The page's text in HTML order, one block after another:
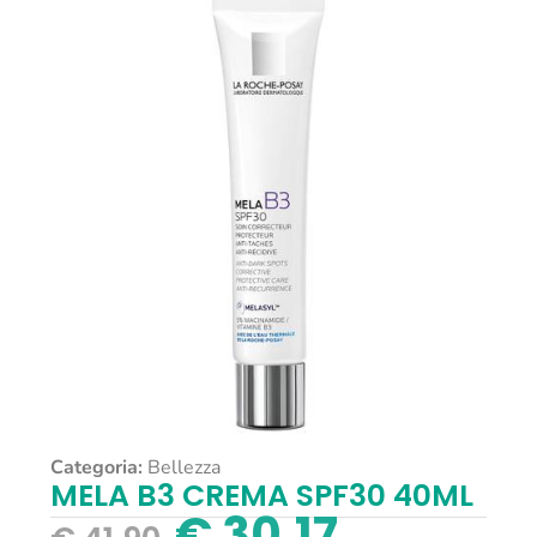
Categoria: Bellezza
MELA B3 CREMA SPF30 40ML